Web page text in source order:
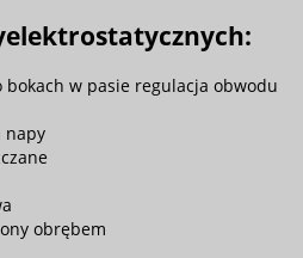
w pasie regulacja obwodu
napy
obrębem